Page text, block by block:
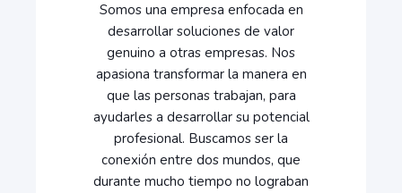
Somos una empresa enfocada en
desarrollar soluciones de valor
genuino a otras empresas. Nos
apasiona transformar la manera en
que las personas trabajan, para
ayudarles a desarrollar su potencial
profesional. Buscamos ser la
conexión entre dos mundos, que
durante mucho tiempo no lograban